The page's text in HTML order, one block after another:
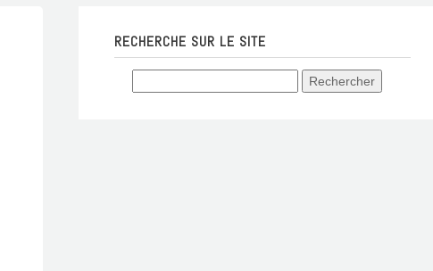
RECHERCHE SUR LE SITE